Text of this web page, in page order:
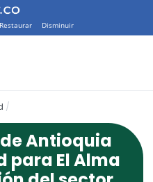
Restaurar Disminuir
Antioquia
para El Alma